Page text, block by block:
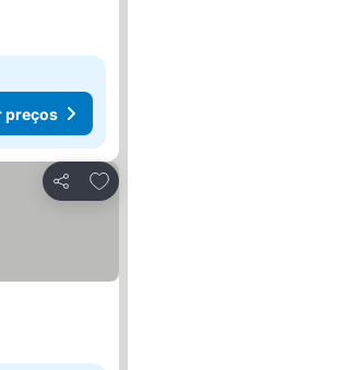
preços
Partilhar
Adicionar aos favoritos